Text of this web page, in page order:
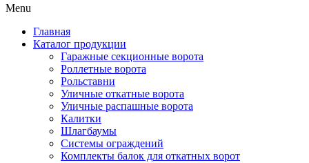
Menu
Главная
Каталог продукции
Гаражные секционные ворота
Роллетные ворота
Рольставни
Уличные откатные ворота
Уличные распашные ворота
Калитки
Шлагбаумы
Системы ограждений
Комплекты балок для откатных ворот